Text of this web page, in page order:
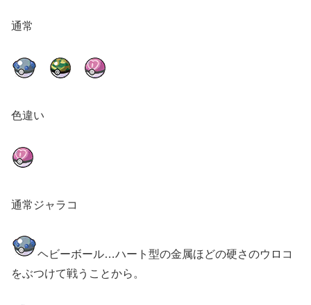
通常
色違い
通常ジャラコ
ヘビーボール…ハート型の金属ほどの硬さのウロコ
をぶつけて戦うことから。